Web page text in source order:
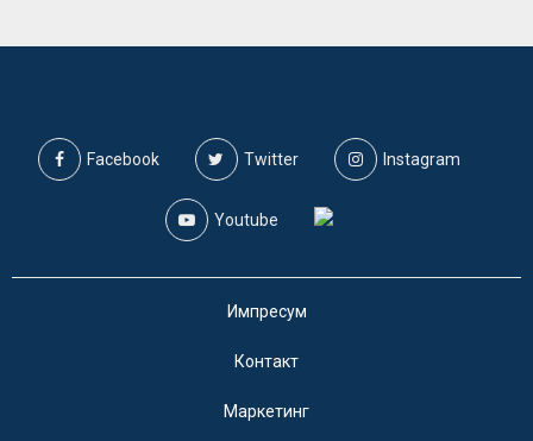
Facebook Twitter Instagram
Youtube
Импресум
Контакт
Маркетинг